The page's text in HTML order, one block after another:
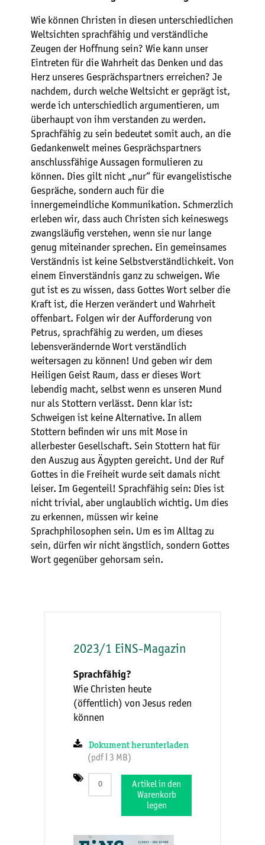
Wie können Christen in diesen unterschiedlichen
Weltsichten sprachfähig und verständliche
Zeugen der Hoffnung sein? Wie kann unser
Eintreten für die Wahrheit das Denken und das
Herz unseres Gesprächspartners erreichen? Je
nachdem, durch welche Weltsicht er geprägt ist,
werde ich unterschiedlich argumentieren, um
überhaupt von ihm verstanden zu werden.
Sprachfähig zu sein bedeutet somit auch, an die
Gedankenwelt meines Gesprächspartners
anschlussfähige Aussagen formulieren zu
können. Dies gilt nicht „nur“ für evangelistische
Gespräche, sondern auch für die
innergemeindliche Kommunikation. Schmerzlich
erleben wir, dass auch Christen sich keineswegs
zwangsläufig verstehen, wenn sie nur lange
genug miteinander sprechen. Ein gemeinsames
Verständnis ist keine Selbstverständlichkeit. Von
einem Einverständnis ganz zu schweigen. Wie
gut ist es zu wissen, dass Gottes Wort selber die
Kraft ist, die Herzen verändert und Wahrheit
offenbart. Folgen wir der Aufforderung von
Petrus, sprachfähig zu werden, um dieses
lebensverändernde Wort verständlich
weitersagen zu können! Und geben wir dem
Heiligen Geist Raum, dass er dieses Wort
lebendig macht, selbst wenn es unseren Mund
nur als Stottern verlässt. Denn klar ist:
Schweigen ist keine Alternative. In allem
Stottern befinden wir uns mit Mose in
allerbester Gesellschaft. Sein Stottern hat für
den Auszug aus Ägypten gereicht. Und der Ruf
Gottes in die Freiheit wurde seit damals nicht
leiser. Im Gegenteil! Sprachfähig sein: Dies ist
nicht trivial, aber unglaublich wichtig. Um dies
zu erkennen, müssen wir keine
Sprachphilosophen sein. Um es im Alltag zu
sein, dürfen wir nicht ängstlich, sondern Gottes
Wort gegenüber gehorsam sein.
2023/1 EiNS-Magazin
Sprachfähig?
Wie Christen heute
(öffentlich) von Jesus reden
können
Dokument herunterladen
(pdf ǀ 3 MB)
Artikel in den
Warenkorb
legen